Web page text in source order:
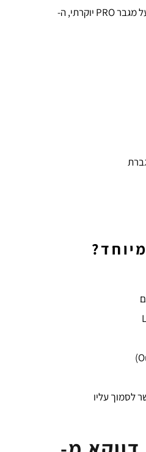
במקום לשלם אלפי שקלים על מגבר PRO יוקרתי, ה-
לסמוך עליו